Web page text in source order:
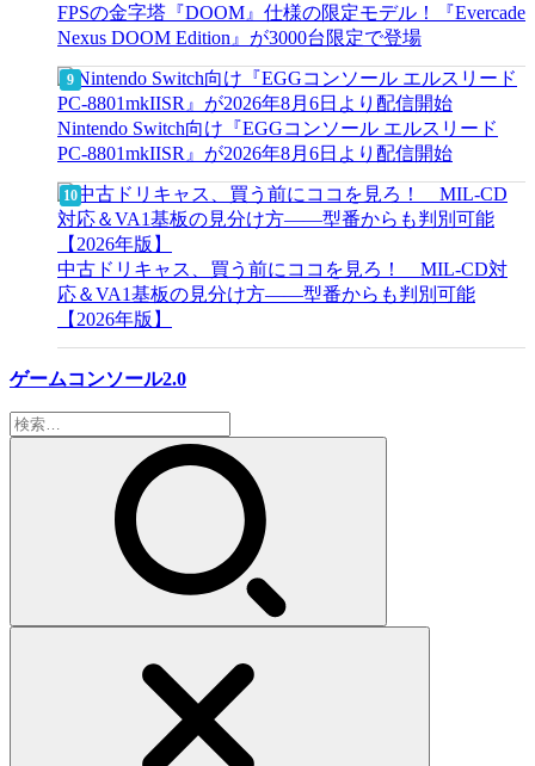
FPSの金字塔『DOOM』仕様の限定モデル！『Evercade
Nexus DOOM Edition』が3000台限定で登場
Nintendo Switch向け『EGGコンソール エルスリード
PC-8801mkIISR』が2026年8月6日より配信開始
中古ドリキャス、買う前にココを見ろ！ MIL-CD対
応＆VA1基板の見分け方——型番からも判別可能
【2026年版】
ゲームコンソール2.0
検
索: